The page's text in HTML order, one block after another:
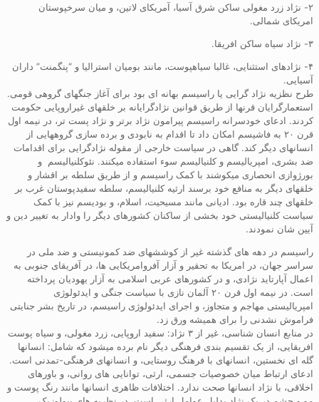
۲- نژاد زرد مغولی ساکن شرق آسیا، آمریکای لاتین، و میان سرخپوستان
امریکای شمالی.
۳- نژاد سیاه ساکن افریقا.
۴- نژادهای استثنایی، غالبا سیاهپوست، مانند بومیان استرالیا و “پنگمنت” داران
آسیایی.
طرح نظزیه نژاد گرایی یا راسیسم بهانه ای بود برای آغاز جنگهای گروهی قومی.
استعمارگرایان قرنها از طریق قوانین نژادگرایانه بر خلقهای غیراروپایی حکومت
کردند. ادعای خودسرانه راسیسم پیرامون نژاد برتر و نژاد پست تر، در نیمه اول
قرن ۲۰ به فاشیسم امکان داد تا اقدام به نابودی و برده سازی گروههایی از
انسانهای دیگر کند. گاهی در سیاست خارجی از مقوله نژادگرایی برای اقدامات
ضد بشری، امپریالیسم و کلنیالیسم سوء استفاده میکنند. نئوکلنیالیسم و
بورژوازی انحصاری میکوشند با کمک راسیسم و از طریق سلطه بر اقشار و
خلقهای دیگر به منافع خود برسند ارثیه کلنیالیسم، سلطه سفیدپوستان غرب بر
خلقهای چند قاره بود. ادیانی مانند مسیحیت، اسلام، و بودیسم نیز با کمک
سیاست کلنیالیستی خود بخشی از ساکنان کشورهای دیگر را وادار به تغییر دین و
آیین شان نمودند.
راسیسم در دهه های گذشته غیر از کوششهای ضد کمونیستی و ضد ملی در
سراسر جهان، در امریکا به تحقیر و آزار آفروامریکایی ها، در آفریقای جنوبی به
اعمال آپارتاید نژادی، و در کشورهای عربی اسلامی به آزار یهودیان پرداخته
است. در نیمه اول قرن ۲۰ آلمان نازی با سیاست جنگی و ایدئولوژی
امپریالیستی مهاجم و متجاوز، و اجرای ایدئولوژی راسیسم، در تاریخ بشر جنایتی
فراموش نشدنی را برای همیشه ورق زد.
در منابع انسان شناسی، غیر از ۳ نژاد: سفید اروپایی، زرد مغولی، و سیاه پوست
افریقایی، از یک تقسیم بندی فرهنگی دیگر نام برده میشود که شامل: انسانها
گله ای نخستین، انسانهای با فرهنگ روستایی، و انسانهای فرهنگی-تمدنی است.
ادعای ارتباط میان خصوصیات جسمی، ارثی، توانایی های روانی، و باورهای
اخلاقی، با نژاد انسانها صحت ندارد. اختلافات ظاهری انسانها مانند رنگ پوست و